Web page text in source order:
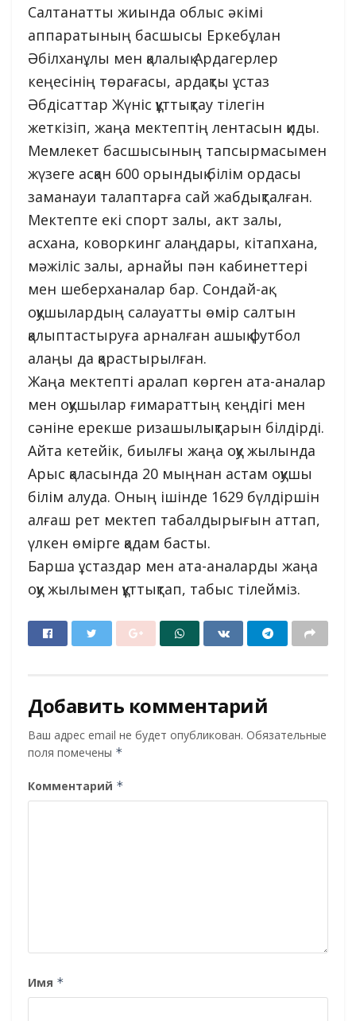
Салтанатты жиында облыс әкімі
аппаратының басшысы Еркебұлан
Әбілханұлы мен қалалық Ардагерлер
кеңесінің төрағасы, ардақты ұстаз
Әбдісаттар Жүніс құттықтау тілегін
жеткізіп, жаңа мектептің лентасын қиды.
Мемлекет басшысының тапсырмасымен
жүзеге асқан 600 орындық білім ордасы
заманауи талаптарға сай жабдықталған.
Мектепте екі спорт залы, акт залы,
асхана, коворкинг алаңдары, кітапхана,
мәжіліс залы, арнайы пән кабинеттері
мен шеберханалар бар. Сондай-ақ
оқушылардың салауатты өмір салтын
қалыптастыруға арналған ашық футбол
алаңы да қарастырылған.
Жаңа мектепті аралап көрген ата-аналар
мен оқушылар ғимараттың кеңдігі мен
сәніне ерекше ризашылықтарын білдірді.
Айта кетейік, биылғы жаңа оқу жылында
Арыс қаласында 20 мыңнан астам оқушы
білім алуда. Оның ішінде 1629 бүлдіршін
алғаш рет мектеп табалдырығын аттап,
үлкен өмірге қадам басты.
Барша ұстаздар мен ата-аналарды жаңа
оқу жылымен құттықтап, табыс тілейміз.
Добавить комментарий
Ваш адрес email не будет опубликован. Обязательные
поля помечены *
Комментарий *
Имя *